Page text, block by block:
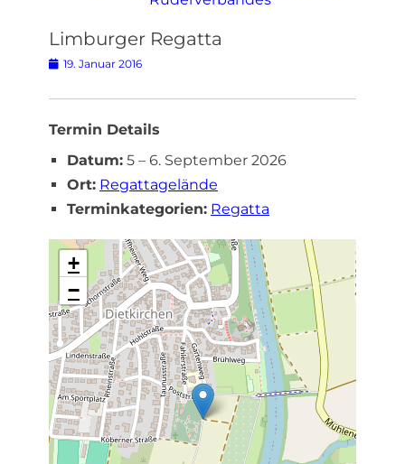
Limburger Regatta
Posted
19. Januar 2016
Termin Details
Datum: 5 – 6. September 2026
Ort: Regattagelände
Terminkategorien: Regatta
+
−